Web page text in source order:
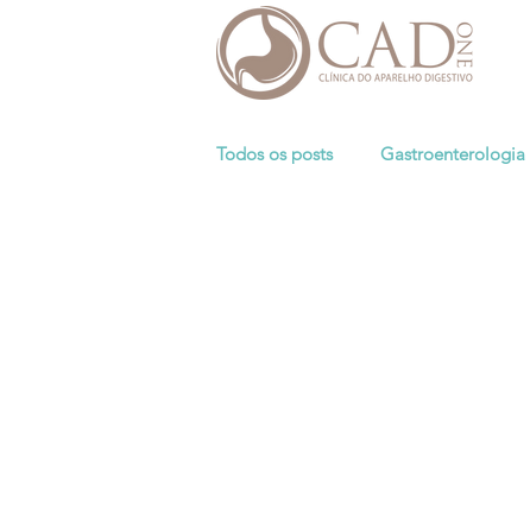
Todos os posts Gastroenterologia